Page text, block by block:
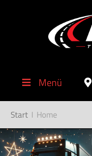
Menü
Start I Home